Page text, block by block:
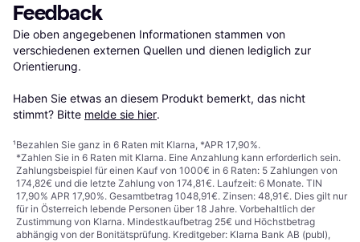
Feedback
Die oben angegebenen Informationen stammen von
verschiedenen externen Quellen und dienen lediglich zur
Orientierung.
Haben Sie etwas an diesem Produkt bemerkt, das nicht
stimmt? Bitte melde sie hier.
¹Bezahlen Sie ganz in 6 Raten mit Klarna, *APR 17,90%.
*Zahlen Sie in 6 Raten mit Klarna. Eine Anzahlung kann erforderlich sein.
Zahlungsbeispiel für einen Kauf von 1000€ in 6 Raten: 5 Zahlungen von
174,82€ und die letzte Zahlung von 174,81€. Laufzeit: 6 Monate. TIN
17,90% APR 17,90%. Gesamtbetrag 1048,91€. Zinsen: 48,91€. Dies gilt nur
für in Österreich lebende Personen über 18 Jahre. Vorbehaltlich der
Zustimmung von Klarna. Mindestkaufbetrag 25€ und Höchstbetrag
abhängig von der Bonitätsprüfung. Kreditgeber: Klarna Bank AB (publ),